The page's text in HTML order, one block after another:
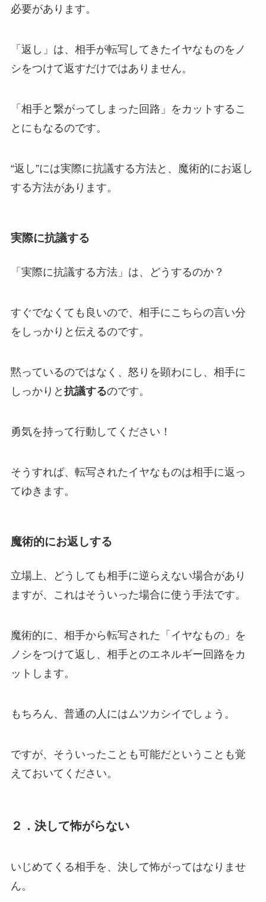
必要があります。
「返し」は、相手が転写してきたイヤなものをノ
シをつけて返すだけではありません。
「相手と繋がってしまった回路」を カット するこ
とにもなるのです。
“返し”には実際に抗議する方法と、
魔術的にお返し
する方法があります。
実際に抗議する
「実際に抗議する方法」は、どうするのか？
すぐでなくても良いので、相手にこちらの言い分
をしっかりと伝えるのです。
黙っているのではなく、怒りを顕わにし、相手に
しっかりと 抗議するのです。
勇気を持って行動してください！
そうすれば、転写されたイヤなものは相手に返っ
てゆきます。
魔術的にお返しする
立場上、どうしても相手に逆らえない場合があり
ますが、これはそういった場合に使う手法です。
魔術的に、相手から転写された「イヤなもの」を
ノシをつけて返し、 相手とのエネルギー回路をカ
ット します。
もちろん、普通の人にはムツカシイでしょう。
ですが、そういったことも可能だということも覚
えておいてください。
２．決して怖がらない
いじめてくる相手を、決して怖がってはなりませ
ん。